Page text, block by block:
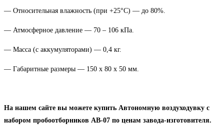
— Относительная влажность (при +25°C) — до 80%.
— Атмосферное давление — 70 – 106 кПа.
— Масса (с аккумуляторами) — 0,4 кг.
— Габаритные размеры — 150 х 80 х 50 мм.
На нашем сайте вы можете купить Автономную воздуходувку с
набором пробоотборников АВ-07 по ценам завода-изготовителя.